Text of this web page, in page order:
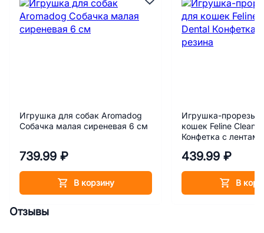
Игрушка для собак Aromadog
Собачка малая сиреневая 6 см
739.99 ₽
В корзину
Игрушка-
кошек Feline Clean
Конфетка с
439.99 ₽
В
Отзывы